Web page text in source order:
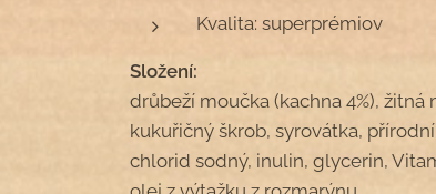
Kvalita: superprémiov
Složení:
drůbeží moučka (kachna 4%), žitná
kukuřičný škrob, syrovátka,
chlorid sodný, inulin, glycerin,